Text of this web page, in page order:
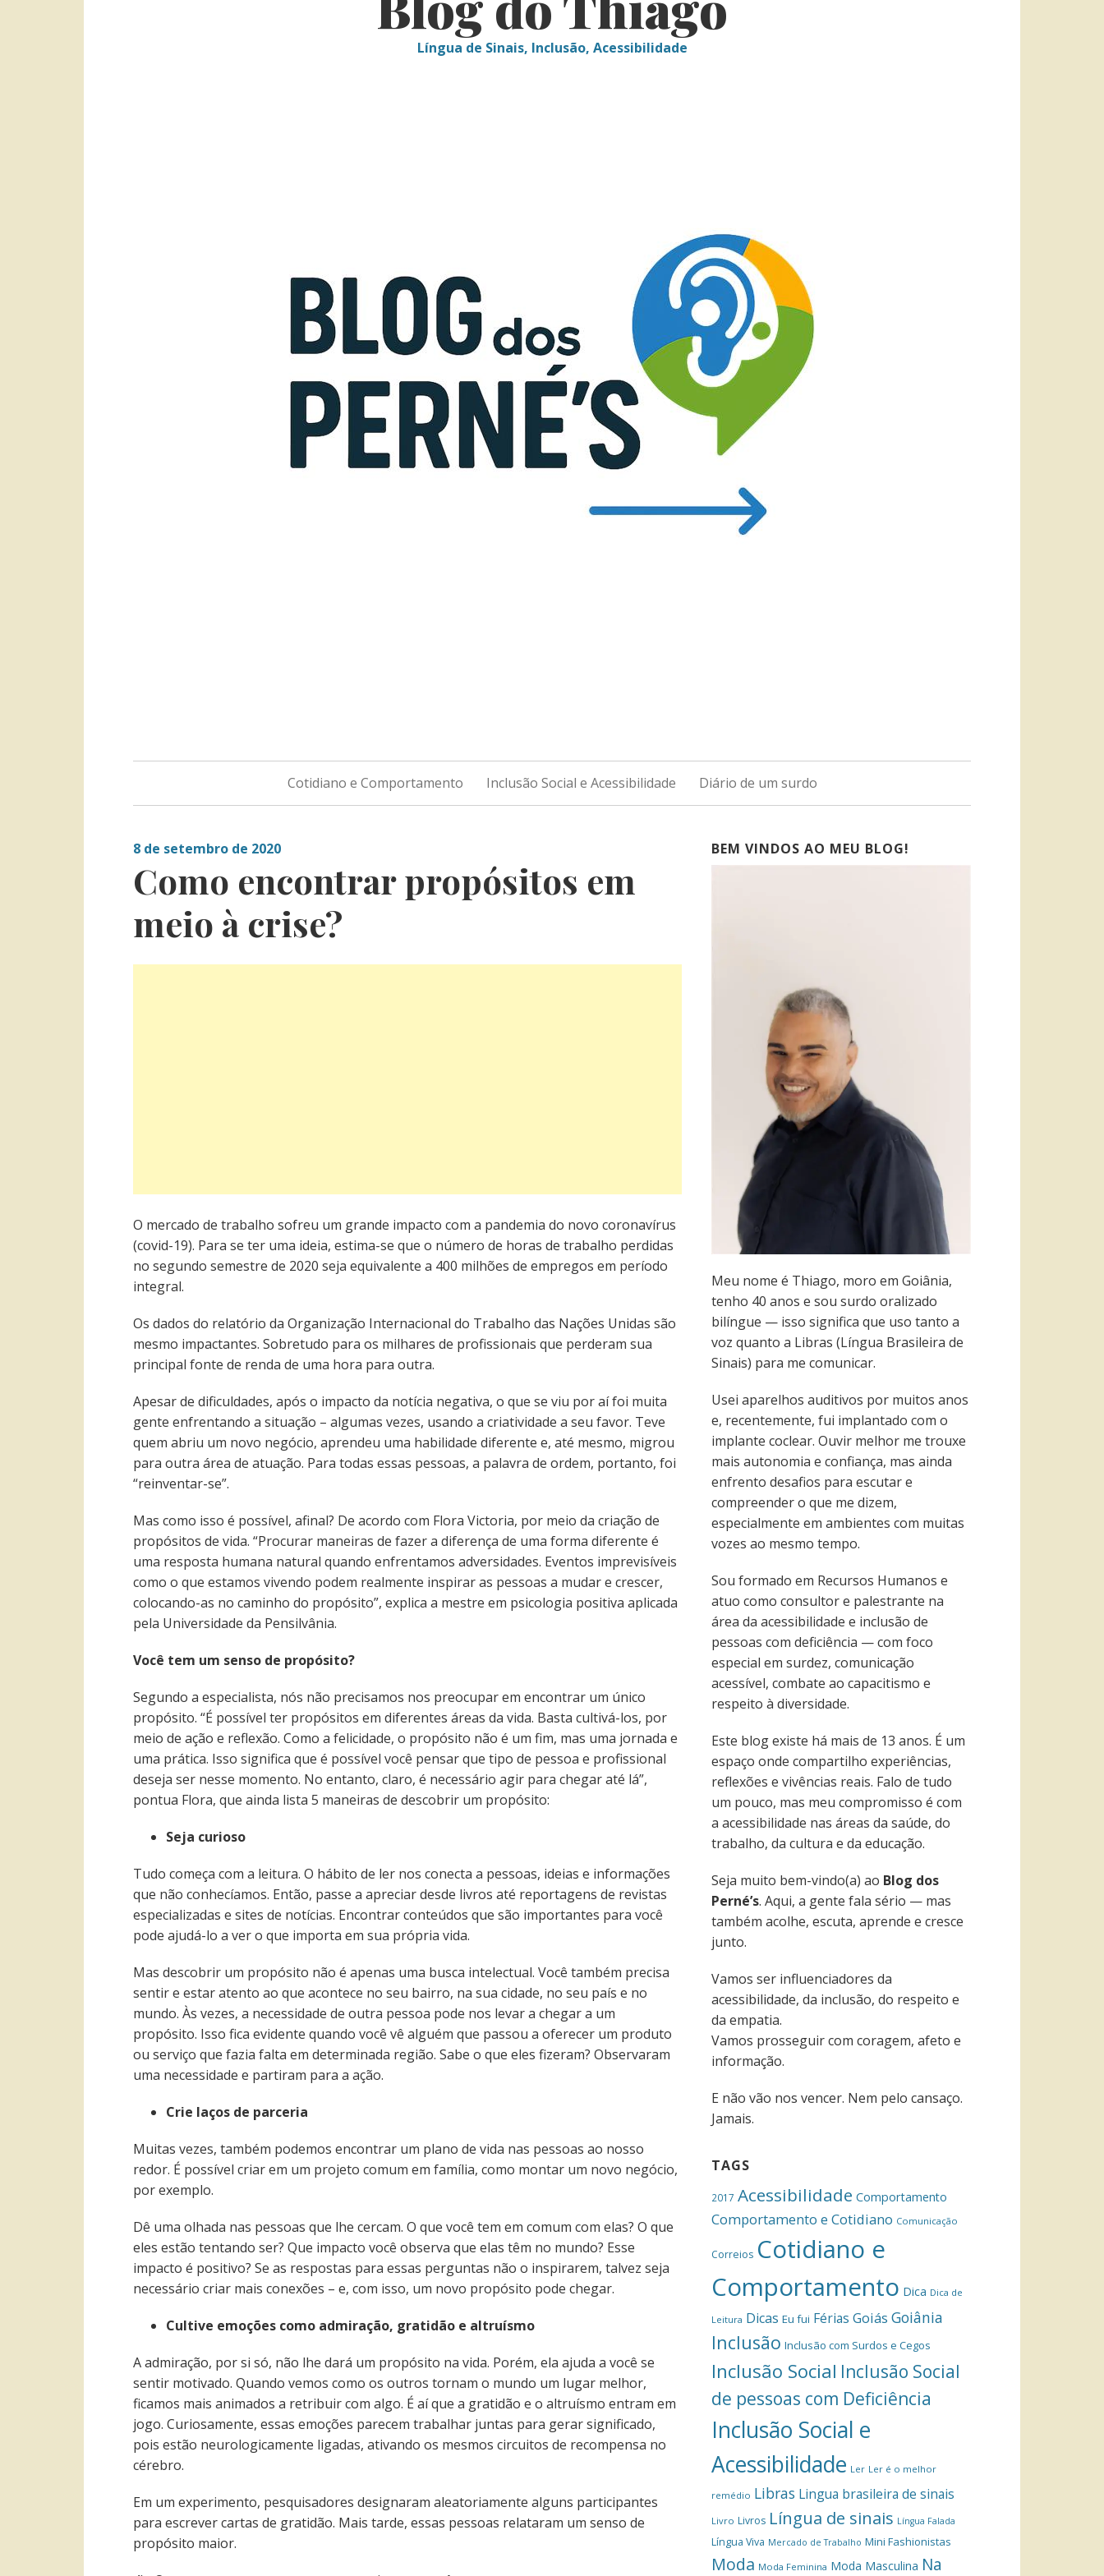
Língua de Sinais, Inclusão, Acessibilidade
Cotidiano e Comportamento Inclusão Social e Acessibilidade Diário de um surdo
8 de setembro de 2020
Como encontrar propósitos em
meio à crise?
O mercado de trabalho sofreu um grande impacto com a pandemia do novo coronavírus
(covid-19). Para se ter uma ideia, estima-se que o número de horas de trabalho perdidas
no segundo semestre de 2020 seja equivalente a 400 milhões de empregos em período
integral.
Os dados do relatório da Organização Internacional do Trabalho das Nações Unidas são
mesmo impactantes. Sobretudo para os milhares de profissionais que perderam sua
principal fonte de renda de uma hora para outra.
Apesar de dificuldades, após o impacto da notícia negativa, o que se viu por aí foi muita
gente enfrentando a situação – algumas vezes, usando a criatividade a seu favor. Teve
quem abriu um novo negócio, aprendeu uma habilidade diferente e, até mesmo, migrou
para outra área de atuação. Para todas essas pessoas, a palavra de ordem, portanto, foi
“reinventar-se”.
Mas como isso é possível, afinal? De acordo com Flora Victoria, por meio da criação de
propósitos de vida. “Procurar maneiras de fazer a diferença de uma forma diferente é
uma resposta humana natural quando enfrentamos adversidades. Eventos imprevisíveis
como o que estamos vivendo podem realmente inspirar as pessoas a mudar e crescer,
colocando-as no caminho do propósito”, explica a mestre em psicologia positiva aplicada
pela Universidade da Pensilvânia.
Você tem um senso de propósito?
Segundo a especialista, nós não precisamos nos preocupar em encontrar um único
propósito. “É possível ter propósitos em diferentes áreas da vida. Basta cultivá-los, por
meio de ação e reflexão. Como a felicidade, o propósito não é um fim, mas uma jornada e
uma prática. Isso significa que é possível você pensar que tipo de pessoa e profissional
deseja ser nesse momento. No entanto, claro, é necessário agir para chegar até lá”,
pontua Flora, que ainda lista 5 maneiras de descobrir um propósito:
Seja curioso
Tudo começa com a leitura. O hábito de ler nos conecta a pessoas, ideias e informações
que não conhecíamos. Então, passe a apreciar desde livros até reportagens de revistas
especializadas e sites de notícias. Encontrar conteúdos que são importantes para você
pode ajudá-lo a ver o que importa em sua própria vida.
Mas descobrir um propósito não é apenas uma busca intelectual. Você também precisa
sentir e estar atento ao que acontece no seu bairro, na sua cidade, no seu país e no
mundo. Às vezes, a necessidade de outra pessoa pode nos levar a chegar a um
propósito. Isso fica evidente quando você vê alguém que passou a oferecer um produto
ou serviço que fazia falta em determinada região. Sabe o que eles fizeram? Observaram
uma necessidade e partiram para a ação.
Crie laços de parceria
Muitas vezes, também podemos encontrar um plano de vida nas pessoas ao nosso
redor. É possível criar em um projeto comum em família, como montar um novo negócio,
por exemplo.
Dê uma olhada nas pessoas que lhe cercam. O que você tem em comum com elas? O que
eles estão tentando ser? Que impacto você observa que elas têm no mundo? Esse
impacto é positivo? Se as respostas para essas perguntas não o inspirarem, talvez seja
necessário criar mais conexões – e, com isso, um novo propósito pode chegar.
Cultive emoções como admiração, gratidão e altruísmo
A admiração, por si só, não lhe dará um propósito na vida. Porém, ela ajuda a você se
sentir motivado. Quando vemos como os outros tornam o mundo um lugar melhor,
ficamos mais animados a retribuir com algo. É aí que a gratidão e o altruísmo entram em
jogo. Curiosamente, essas emoções parecem trabalhar juntas para gerar significado,
pois estão neurologicamente ligadas, ativando os mesmos circuitos de recompensa no
cérebro.
Em um experimento, pesquisadores designaram aleatoriamente alguns participantes
para escrever cartas de gratidão. Mais tarde, essas pessoas relataram um senso de
propósito maior.
BEM VINDOS AO MEU BLOG!
Meu nome é Thiago, moro em Goiânia,
tenho 40 anos e sou surdo oralizado
bilíngue — isso significa que uso tanto a
voz quanto a Libras (Língua Brasileira de
Sinais) para me comunicar.
Usei aparelhos auditivos por muitos anos
e, recentemente, fui implantado com o
implante coclear. Ouvir melhor me trouxe
mais autonomia e confiança, mas ainda
enfrento desafios para escutar e
compreender o que me dizem,
especialmente em ambientes com muitas
vozes ao mesmo tempo.
Sou formado em Recursos Humanos e
atuo como consultor e palestrante na
área da acessibilidade e inclusão de
pessoas com deficiência — com foco
especial em surdez, comunicação
acessível, combate ao capacitismo e
respeito à diversidade.
Este blog existe há mais de 13 anos. É um
espaço onde compartilho experiências,
reflexões e vivências reais. Falo de tudo
um pouco, mas meu compromisso é com
a acessibilidade nas áreas da saúde, do
trabalho, da cultura e da educação.
Seja muito bem-vindo(a) ao Blog dos
Perné’s. Aqui, a gente fala sério — mas
também acolhe, escuta, aprende e cresce
junto.
Vamos ser influenciadores da
acessibilidade, da inclusão, do respeito e
da empatia.
Vamos prosseguir com coragem, afeto e
informação.
E não vão nos vencer. Nem pelo cansaço.
Jamais.
TAGS
2017 Acessibilidade Comportamento
Comportamento e Cotidiano Comunicação
Correios Cotidiano e
Comportamento Dica Dica de
Leitura Dicas Eu fui Férias Goiás Goiânia
Inclusão Inclusão com Surdos e Cegos
Inclusão Social Inclusão Social
de pessoas com Deficiência
Inclusão Social e
Acessibilidade Ler Ler é o melhor
remédio Libras Lingua brasileira de sinais
Livro Livros Língua de sinais Língua Falada
Língua Viva Mercado de Trabalho Mini Fashionistas
Moda Moda Feminina Moda Masculina Na